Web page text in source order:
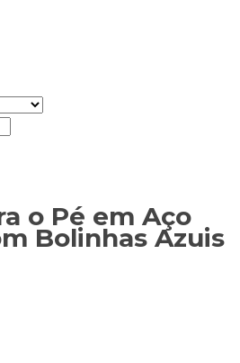
o Pé em Aço
Bolinhas Azuis